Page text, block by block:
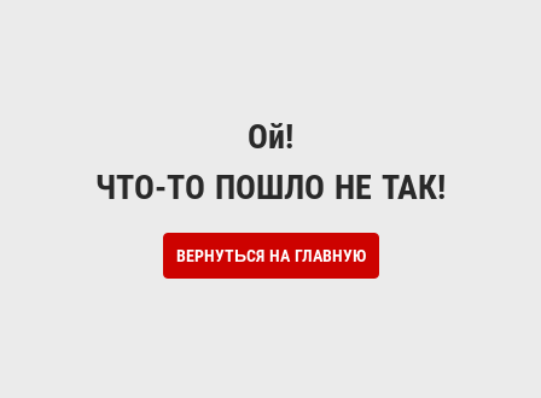
Ой!
ЧТО-ТО ПОШЛО НЕ ТАК!
ВЕРНУТЬСЯ НА ГЛАВНУЮ